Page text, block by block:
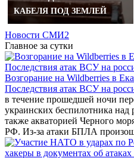
КАБЕЛЯ ПОД ЗЕМЛЕЙ
Новости СМИ2
Главное за сутки
Возгорание на Wildberries в
Последствия атак ВСУ на
в течение прошедшей ночи
украинских беспилотника
также акваторией Черного
РФ. Из-за атаки БПЛА